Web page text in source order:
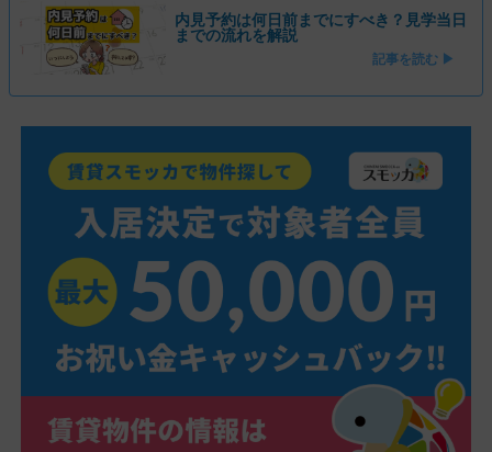
内見予約は何日前までにすべき？見学当日
までの流れを解説
記事を読む ▶